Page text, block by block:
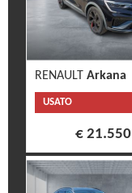
RENAULT Arkana
USATO
€ 21.550